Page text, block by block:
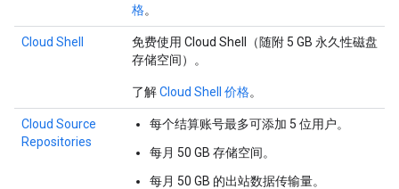
格。
Cloud Shell
免费使用 Cloud Shell（随附 5 GB 永久性磁盘
存储空间）。
了解Cloud Shell 价格。
Cloud Source
Repositories
每个结算账号最多可添加 5 位用户。
每月 50 GB 存储空间。
每月 50 GB 的出站数据传输量。